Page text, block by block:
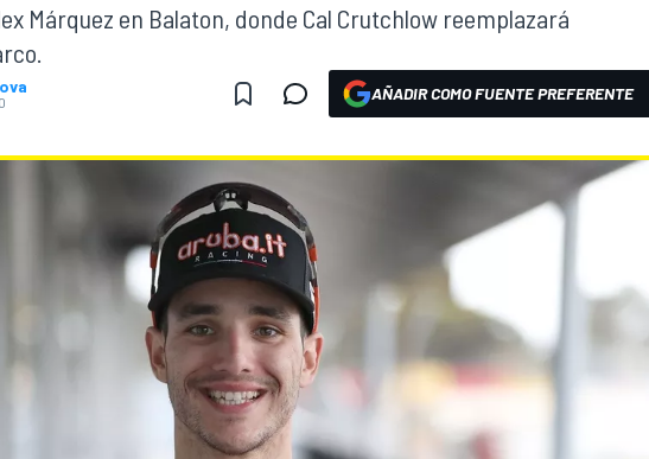
Márquez en Balaton, donde Cal Crutchlow reemplazará
AÑADIR COMO FUENTE PREFERENTE